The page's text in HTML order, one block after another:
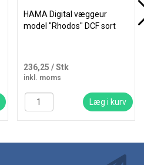
HAMA Digital væggeur
model "Rhodos" DCF sort
236,25 / Stk
inkl. moms
Læg i kurv